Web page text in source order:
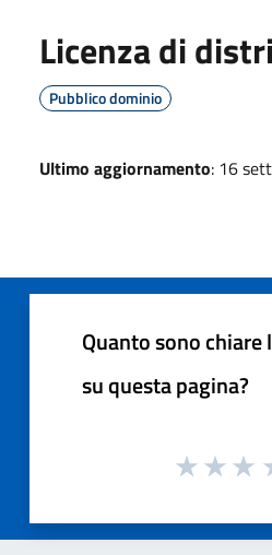
Licenza di
Pubblico dominio
Ultimo aggiornamento: 16
Quanto sono
su questa pagina?